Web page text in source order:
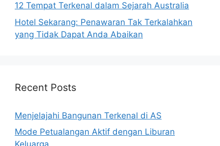
12 Tempat Terkenal dalam Sejarah Australia
Hotel Sekarang: Penawaran Tak Terkalahkan
yang Tidak Dapat Anda Abaikan
Recent Posts
Menjelajahi Bangunan Terkenal di AS
Mode Petualangan Aktif dengan Liburan